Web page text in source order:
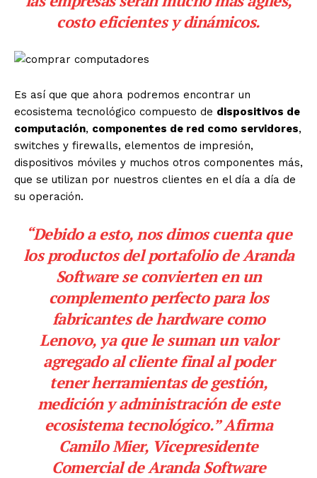
costo eficientes y dinámicos.
Es así que que ahora podremos encontrar un
ecosistema tecnológico compuesto de dispositivos de
computación, componentes de red como servidores,
switches y firewalls, elementos de impresión,
dispositivos móviles y muchos otros componentes más,
que se utilizan por nuestros clientes en el día a día de
su operación.
“Debido a esto, nos dimos cuenta que
los productos del portafolio de Aranda
Software se convierten en un
complemento perfecto para los
fabricantes de hardware como
Lenovo, ya que le suman un valor
agregado al cliente final al poder
tener herramientas de gestión,
medición y administración de este
ecosistema tecnológico.” Afirma
Camilo Mier, Vicepresidente
Comercial de Aranda Software